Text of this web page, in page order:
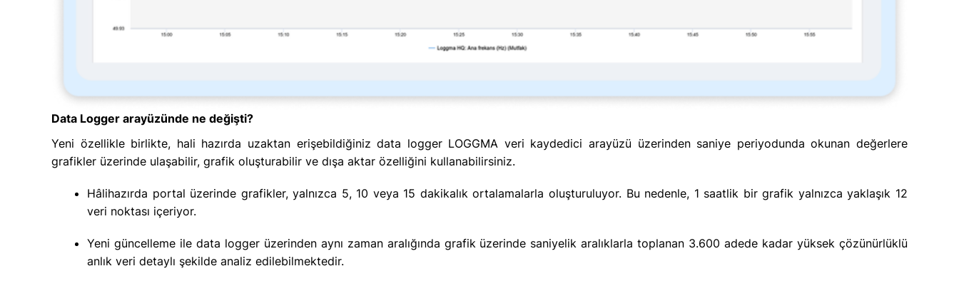
Data Logger arayüzünde ne değişti?
Yeni özellikle birlikte, hali hazırda uzaktan erişebildiğiniz data logger LOGGMA veri kaydedici arayüzü üzerinden saniye periyodunda okunan değerlere
grafikler üzerinde ulaşabilir, grafik oluşturabilir ve dışa aktar özelliğini kullanabilirsiniz.
Hâlihazırda portal üzerinde grafikler, yalnızca 5, 10 veya 15 dakikalık ortalamalarla oluşturuluyor. Bu nedenle, 1 saatlik bir grafik yalnızca yaklaşık 12
veri noktası içeriyor.
Yeni güncelleme ile data logger üzerinden aynı zaman aralığında grafik üzerinde saniyelik aralıklarla toplanan 3.600 adede kadar yüksek çözünürlüklü
anlık veri detaylı şekilde analiz edilebilmektedir.